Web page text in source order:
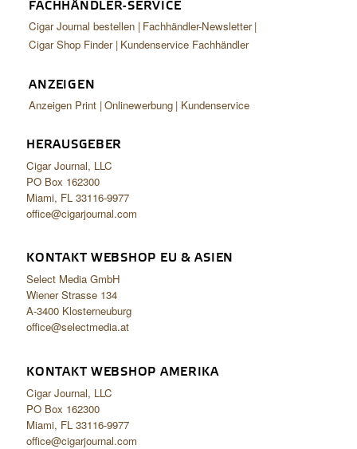
FACHHÄNDLER-SERVICE
Cigar Journal bestellen Fachhändler-Newsletter
Cigar Shop Finder Kundenservice Fachhändler
ANZEIGEN
Anzeigen Print Onlinewerbung Kundenservice
HERAUSGEBER
Cigar Journal, LLC
PO Box 162300
Miami, FL 33116-9977
office@cigarjournal.com
KONTAKT WEBSHOP EU & ASIEN
Select Media GmbH
Wiener Strasse 134
A-3400 Klosterneuburg
office@selectmedia.at
KONTAKT WEBSHOP AMERIKA
Cigar Journal, LLC
PO Box 162300
Miami, FL 33116-9977
office@cigarjournal.com